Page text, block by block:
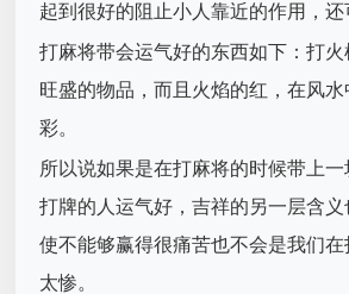
起到很好的阻止小人靠近的作用，还
打麻将带会运气好的东西如下：打
旺盛的物品，而且火焰的红，在风
彩。
所以说如果是在打麻将的时候带上
打牌的人运气好，吉祥的另一层含义
使不能够赢得很痛苦也不会是我们
太惨。